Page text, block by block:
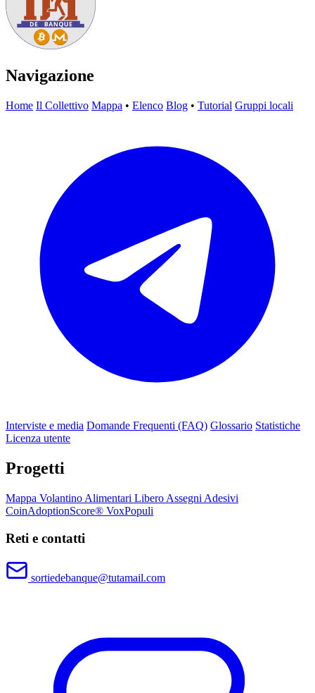
Navigazione
Home Il Collettivo Mappa • Elenco Blog • Tutorial Gruppi locali
Interviste e media Domande Frequenti (FAQ) Glossario Statistiche
Licenza utente
Progetti
Mappa Volantino Alimentari Libero Assegni Adesivi
CoinAdoptionScore® VoxPopuli
Reti e contatti
sortiedebanque@tutamail.com